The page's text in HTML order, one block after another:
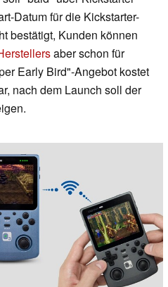
Datum für die Kickstarter-
bestätigt, Kunden können
aber schon für
Early Bird"-Angebot kostet
nach dem Launch soll der